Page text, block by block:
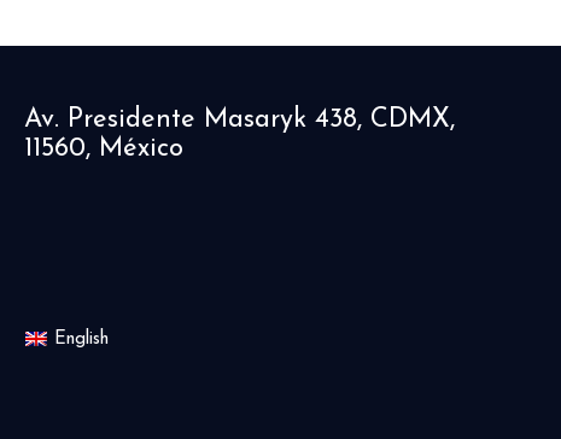
Av. Presidente Masaryk 438, CDMX,
11560, México
English